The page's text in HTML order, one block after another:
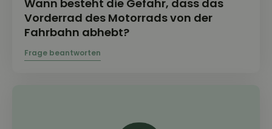
Wann besteht die Gefahr, dass das
Vorderrad des Motorrads von der
Fahrbahn abhebt?